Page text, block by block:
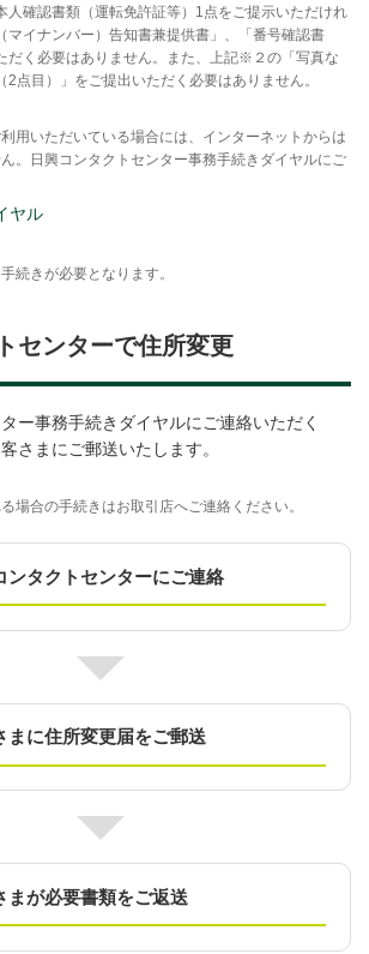
人確認書類（運転免許証等）1点をご提示いただけれ
マイナンバー）告知書兼提供書」、「番号確認書
だく必要はありません。また、上記※２の「写真な
2点目）」をご提出いただく必要はありません。
用いただいている場合には、インターネットからは
。日興コンタクトセンター事務手続きダイヤルにご
ヤル
続きが必要となります。
センターで住所変更
ー事務手続きダイヤルにご連絡いただく
さまにご郵送いたします。
場合の手続きはお取引店へご連絡ください。
ンタクトセンターにご連絡
まに住所変更届をご郵送
まが必要書類をご返送